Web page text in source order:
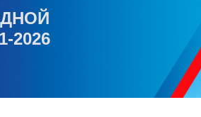
2026